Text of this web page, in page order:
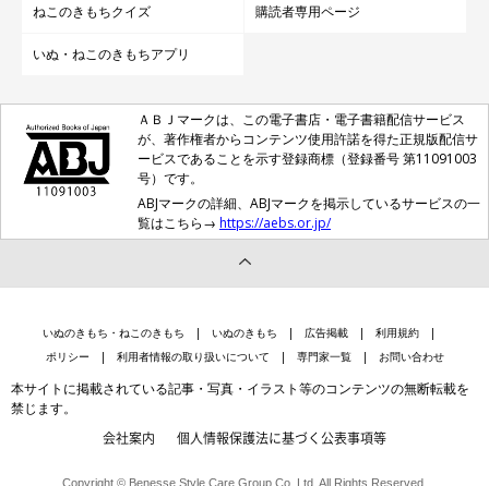
ねこのきもちクイズ 購読者専用ページ
いぬ・ねこのきもちアプリ
ＡＢＪマークは、この電子書店・電子書籍配信サービス
が、著作権者からコンテンツ使用許諾を得た正規版配信サ
ービスであることを示す登録商標（登録番号 第11091003
号）です。
ABJマークの詳細、ABJマークを掲示しているサービスの一
覧はこちら→ https://aebs.or.jp/
いぬのきもち・ねこのきもち いぬのきもち 広告掲載
利用規約
ポリシー
利用者情報の取り扱いについて 専門家一覧 お問い合わせ
本サイトに掲載されている記事・写真・イラスト等のコンテンツの無断転載を
禁じます。
会社案内 個人情報保護法に基づく公表事項等
Copyright © Benesse Style Care Group Co.,Ltd. All Rights Reserved.